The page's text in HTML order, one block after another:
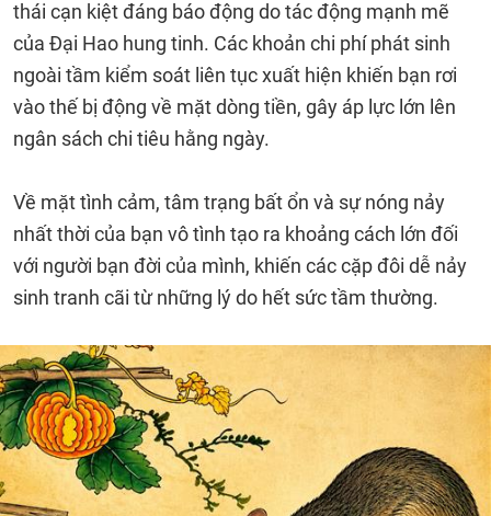
thái cạn kiệt đáng báo động do tác động mạnh mẽ
của Đại Hao hung tinh. Các khoản chi phí phát sinh
ngoài tầm kiểm soát liên tục xuất hiện khiến bạn rơi
vào thế bị động về mặt dòng tiền, gây áp lực lớn lên
ngân sách chi tiêu hằng ngày.
Về mặt tình cảm, tâm trạng bất ổn và sự nóng nảy
nhất thời của bạn vô tình tạo ra khoảng cách lớn đối
với người bạn đời của mình, khiến các cặp đôi dễ nảy
sinh tranh cãi từ những lý do hết sức tầm thường.